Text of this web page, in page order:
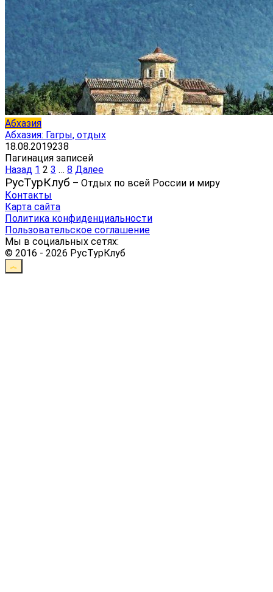
Абхазия
Абхазия: Гагры, отдых
18.08.2019238
Пагинация записей
Назад 1 2 3 … 8 Далее
РусТурКлуб – Отдых по всей России и миру
Контакты
Карта сайта
Политика конфиденциальности
Пользовательское соглашение
Мы в социальных сетях:
© 2016 - 2026 РусТурКлуб